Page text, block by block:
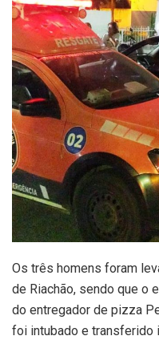
Os três homens foram
de Riachão, sendo que o
do entregador de pizza
foi intubado e transferido